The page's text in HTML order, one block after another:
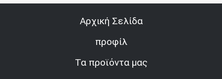
Αρχική Σελίδα
προφίλ
Τα προϊόντα μας